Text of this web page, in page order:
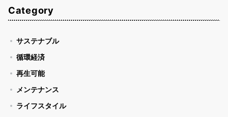
Category
サステナブル
循環経済
再生可能
メンテナンス
ライフスタイル